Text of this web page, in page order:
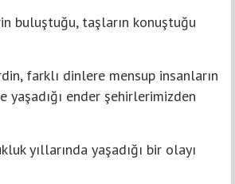
buluştuğu, taşların konuştuğu
farklı dinlere mensup insanların
yaşadığı ender şehirlerimizden
yıllarında yaşadığı bir olayı